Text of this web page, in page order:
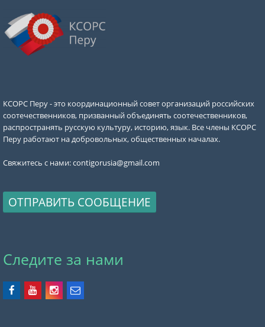
КСОРС Перу - это координационный совет организаций российских
соотечественников, призванный объединять соотечественников,
распространять русскую культуру, историю, язык. Все члены КСОРС
Перу работают на добровольных, общественных началах.
Свяжитесь с нами:contigorusia@gmail.com
ОТПРАВИТЬ СООБЩЕНИЕ
Следите за нами